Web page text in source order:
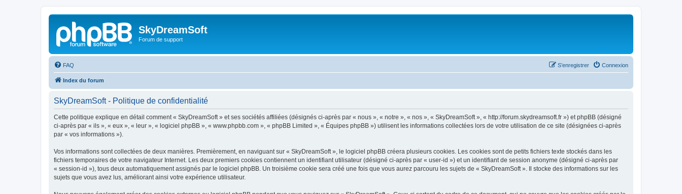
SkyDreamSoft
Forum de support
FAQ Connexion
S’enregistrer
Index du forum
SkyDreamSoft - Politique de confidentialité
Cette politique explique en détail comment « SkyDreamSoft » et ses sociétés affiliées (désignés ci-après par « nous », « notre », « nos », « SkyDreamSoft », « http://forum.skydreamsoft.fr ») et phpBB (désigné
ci-après par « ils », « eux », « leur », « logiciel phpBB », « www.phpbb.com », « phpBB Limited », « Équipes phpBB ») utilisent les informations collectées lors de votre utilisation de ce site (désignées ci-après
par « vos informations »).
Vos informations sont collectées de deux manières. Premièrement, en naviguant sur « SkyDreamSoft », le logiciel phpBB créera plusieurs cookies. Les cookies sont de petits fichiers texte stockés dans les
fichiers temporaires de votre navigateur Internet. Les deux premiers cookies contiennent un identifiant utilisateur (désigné ci-après par « user-id ») et un identifiant de session anonyme (désigné ci-après par
« session-id »), tous deux automatiquement assignés par le logiciel phpBB. Un troisième cookie sera créé une fois que vous aurez parcouru les sujets de « SkyDreamSoft ». Il stocke des informations sur les
sujets que vous avez lus, améliorant ainsi votre expérience utilisateur.